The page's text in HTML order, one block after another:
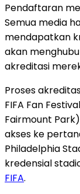
Pendaftaran
Semua media
mendapatkan
akan
akreditasi
Proses
FIFA Fan
Fairmount
akses ke
Philadelphia
kredensial
FIFA.